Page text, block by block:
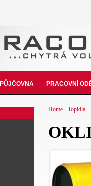
PŮJČOVNA PRACOVNÍ
Home - Topidla -